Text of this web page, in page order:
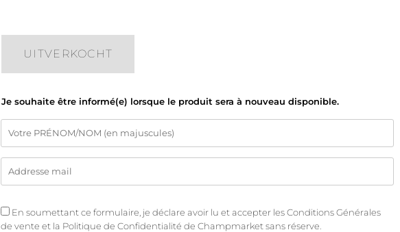
UITVERKOCHT
Je souhaite être informé(e) lorsque le produit sera à nouveau disponible.
En soumettant ce formulaire, je déclare avoir lu et accepter lesConditions Générales
de venteet la Politique de Confidentialitéde Champmarket sans réserve.